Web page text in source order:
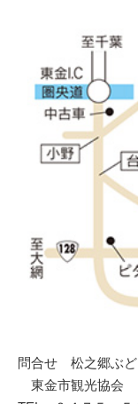
問合せ 松之郷ぶど
東金市観光協会